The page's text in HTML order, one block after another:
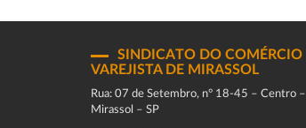
SINDICATO DO COMÉRCIO
VAREJISTA DE MIRASSOL
Rua: 07 de Setembro, n° 18-45 – Centro –
Mirassol – SP